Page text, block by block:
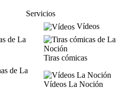
Servicios
Vídeos
Tiras cómicas
Vídeos La Noción